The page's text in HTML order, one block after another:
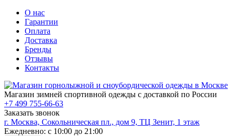
О нас
Гарантии
Оплата
Доставка
Бренды
Отзывы
Контакты
Магазин зимней спортивной одежды с доставкой по России
+7 499 755-66-63
Заказать звонок
г. Москва, Сокольническая пл., дом 9, ТЦ Зенит, 1 этаж
Ежедневно: с 10:00 до 21:00